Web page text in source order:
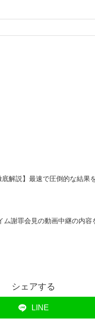
底解説】最速で圧倒的な結果
謝罪会見の動画中継の内容
シェアする
LINE